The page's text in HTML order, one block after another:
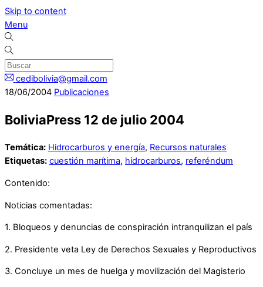
Skip to content
Menu
cedibolivia@gmail.com
18/06/2004 Publicaciones
BoliviaPress 12 de julio 2004
Temática: Hidrocarburos y energía, Recursos naturales
Etiquetas: cuestión marítima, hidrocarburos, referéndum
Contenido:
Noticias comentadas:
1. Bloqueos y denuncias de conspiración intranquilizan el país
2. Presidente veta Ley de Derechos Sexuales y Reproductivos
3. Concluye un mes de huelga y movilización del Magisterio